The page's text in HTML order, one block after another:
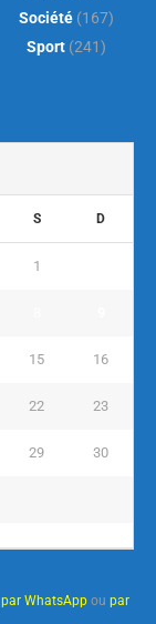
Société(167)
Sport(241)
S D
1
15 16
22 23
29 30
par WhatsAppou par